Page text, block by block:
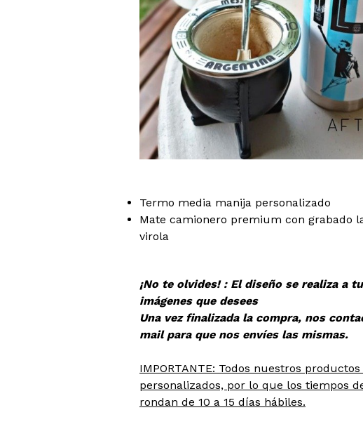
Termo media manija personalizado
Mate camionero premium con grabado
virola
¡No te olvides! : El diseño se realiza a
imágenes que desees
Una vez finalizada la compra, nos
mail para que nos envíes las mismas.
IMPORTANTE: Todos nuestros productos
personalizados, por lo que los tiempos
rondan de 10 a 15 días hábiles.